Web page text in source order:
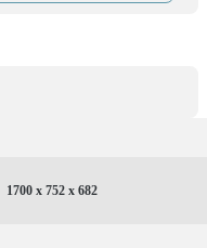
1700 x 752 x 682